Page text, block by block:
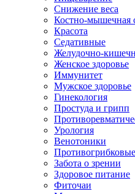
Снижение веса
Костно-мышечная
Красота
Седативные
Желудочно-
Женское здоровье
Иммунитет
Мужское здоровье
Гинекология
Простуда и грипп
Урология
Венотоники
Противогрибковые
Забота о зрении
Здоровое питание
Фиточаи